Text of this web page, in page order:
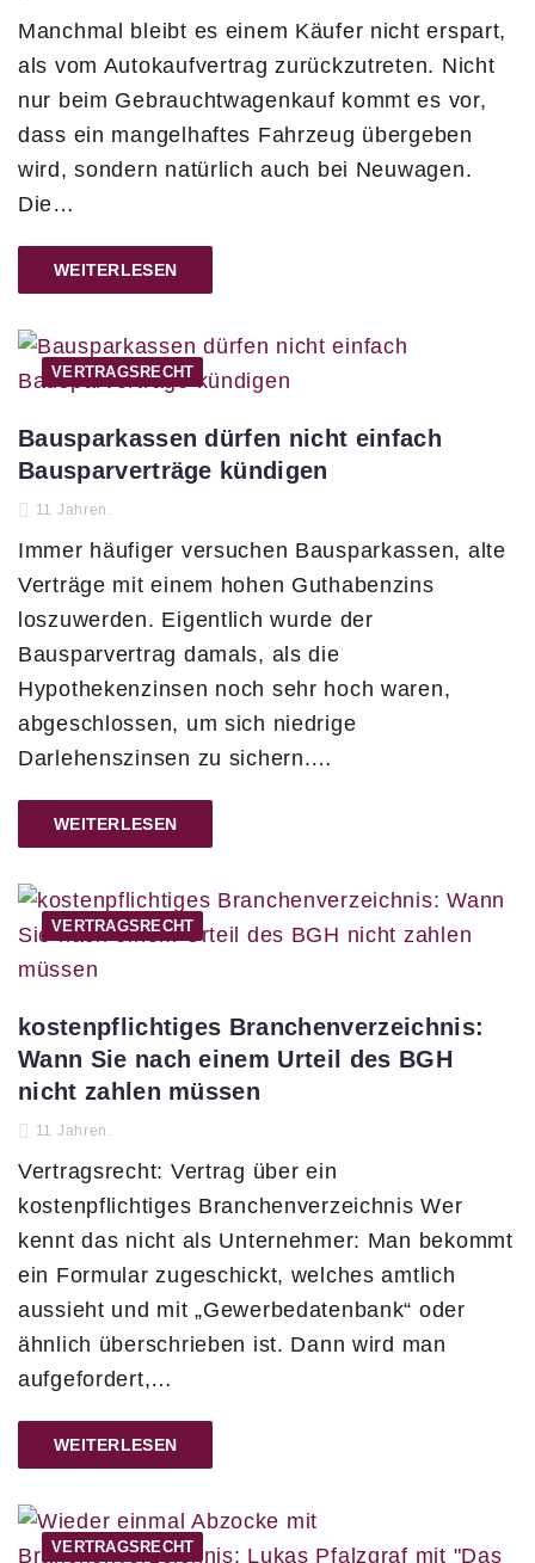
Manchmal bleibt es einem Käufer nicht erspart,
als vom Autokaufvertrag zurückzutreten. Nicht
nur beim Gebrauchtwagenkauf kommt es vor,
dass ein mangelhaftes Fahrzeug übergeben
wird, sondern natürlich auch bei Neuwagen.
Die…
WEITERLESEN
VERTRAGSRECHT
Bausparkassen dürfen nicht einfach
Bausparverträge kündigen
11 Jahren.
Immer häufiger versuchen Bausparkassen, alte
Verträge mit einem hohen Guthabenzins
loszuwerden. Eigentlich wurde der
Bausparvertrag damals, als die
Hypothekenzinsen noch sehr hoch waren,
abgeschlossen, um sich niedrige
Darlehenszinsen zu sichern.…
WEITERLESEN
VERTRAGSRECHT
kostenpflichtiges Branchenverzeichnis:
Wann Sie nach einem Urteil des BGH
nicht zahlen müssen
11 Jahren.
Vertragsrecht: Vertrag über ein
kostenpflichtiges Branchenverzeichnis Wer
kennt das nicht als Unternehmer: Man bekommt
ein Formular zugeschickt, welches amtlich
aussieht und mit „Gewerbedatenbank“ oder
ähnlich überschrieben ist. Dann wird man
aufgefordert,…
WEITERLESEN
VERTRAGSRECHT